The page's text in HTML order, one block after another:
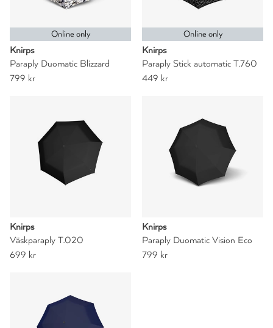
Online only
Knirps
Paraply Duomatic Blizzard
799 kr
Online only
Knirps
Paraply Stick automatic T.760
449 kr
Knirps
Väskparaply T.020
699 kr
Knirps
Paraply Duomatic Vision Eco
799 kr